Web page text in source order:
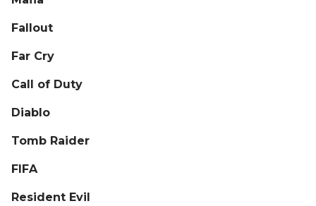
Fallout
Far Cry
Call of Duty
Diablo
Tomb Raider
FIFA
Resident Evil